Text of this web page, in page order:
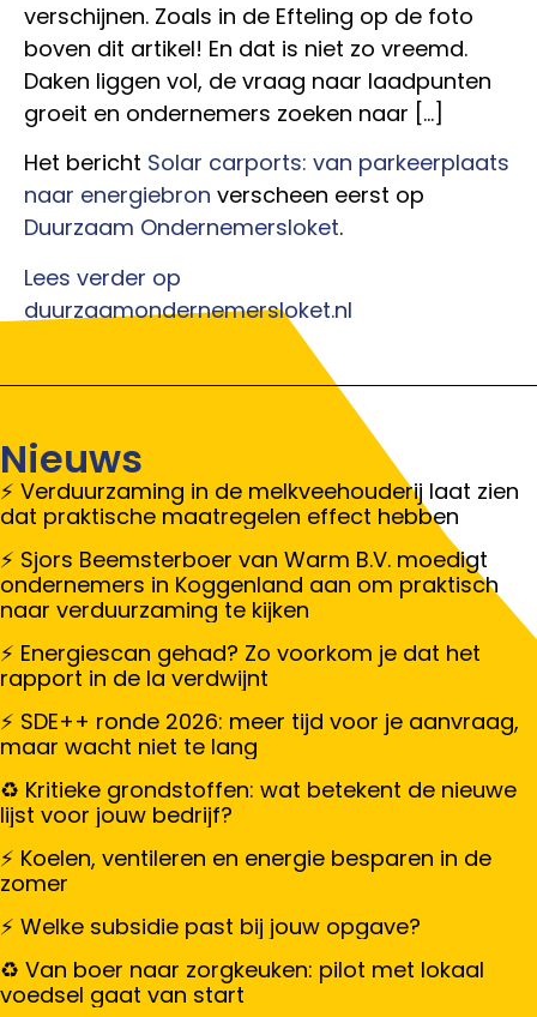
verschijnen. Zoals in de Efteling op de foto
boven dit artikel! En dat is niet zo vreemd.
Daken liggen vol, de vraag naar laadpunten
groeit en ondernemers zoeken naar […]
Het bericht Solar carports: van parkeerplaats
naar energiebron verscheen eerst op
Duurzaam Ondernemersloket.
Lees verder op
duurzaamondernemersloket.nl
Nieuws
Verduurzaming in de melkveehouderij laat zien
dat praktische maatregelen effect hebben
Sjors Beemsterboer van Warm B.V. moedigt
ondernemers in Koggenland aan om praktisch
naar verduurzaming te kijken
Energiescan gehad? Zo voorkom je dat het
rapport in de la verdwijnt
SDE++ ronde 2026: meer tijd voor je aanvraag,
maar wacht niet te lang
Kritieke grondstoffen: wat betekent de nieuwe
lijst voor jouw bedrijf?
Koelen, ventileren en energie besparen in de
zomer
Welke subsidie past bij jouw opgave?
Van boer naar zorgkeuken: pilot met lokaal
voedsel gaat van start